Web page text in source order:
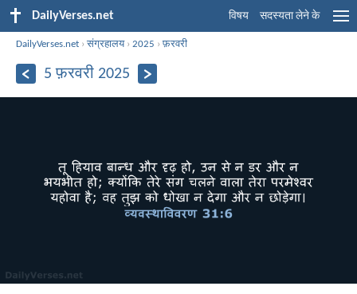
DailyVerses.net विषय सदस्यता लेने के
DailyVerses.net ›संग्रहालय›2025 ›फ़रवरी
5 फ़रवरी 2025